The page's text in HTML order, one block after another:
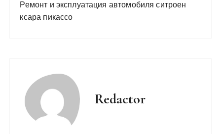
Ремонт и эксплуатация автомобиля ситроен
ксара пикассо
Redactor